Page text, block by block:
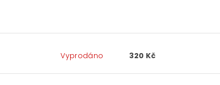
Vyprodáno 320 Kč